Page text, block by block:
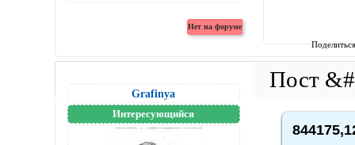
Grafinya
Интересующийся